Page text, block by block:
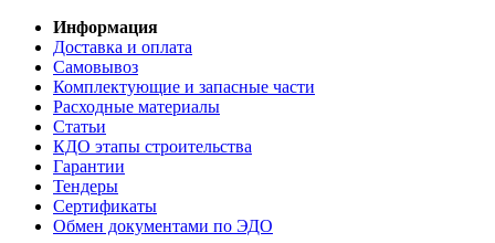
Информация
Доставка и оплата
Самовывоз
Комплектующие и запасные части
Расходные материалы
Статьи
КДО этапы строительства
Гарантии
Тендеры
Сертификаты
Обмен документами по ЭДО